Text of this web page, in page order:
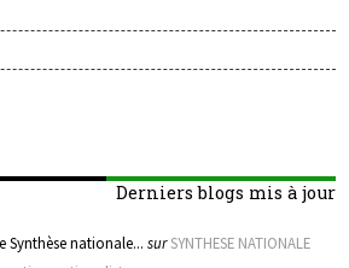
Derniers blogs mis à jour
Synthèse nationale... surSYNTHESE NATIONALE